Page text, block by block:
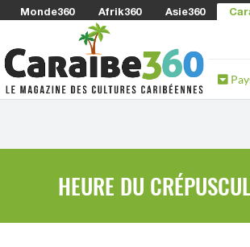
Monde360 Afrik360 Asie360
HEURE DU